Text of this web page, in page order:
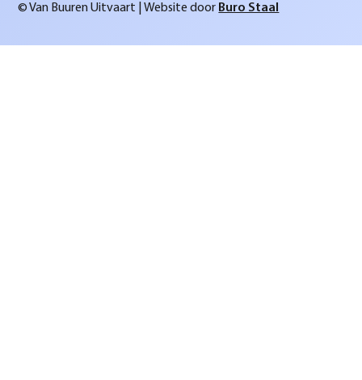
© Van Buuren Uitvaart | Website door Buro Staal